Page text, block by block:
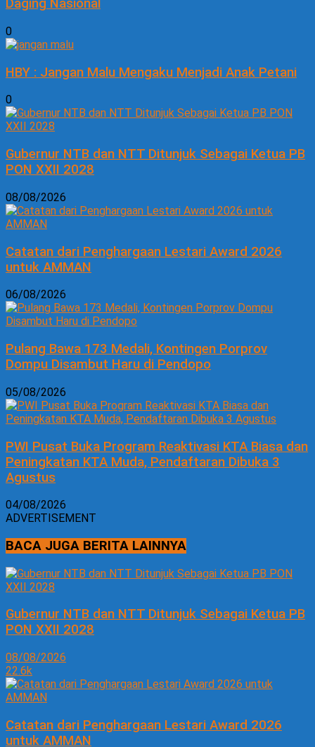
Daging Nasional
0
HBY : Jangan Malu Mengaku Menjadi Anak Petani
0
Gubernur NTB dan NTT Ditunjuk Sebagai Ketua PB
PON XXII 2028
08/08/2026
Catatan dari Penghargaan Lestari Award 2026
untuk AMMAN
06/08/2026
Pulang Bawa 173 Medali, Kontingen Porprov
Dompu Disambut Haru di Pendopo
05/08/2026
PWI Pusat Buka Program Reaktivasi KTA Biasa dan
Peningkatan KTA Muda, Pendaftaran Dibuka 3
Agustus
04/08/2026
ADVERTISEMENT
BACA JUGA BERITA LAINNYA
Gubernur NTB dan NTT Ditunjuk Sebagai Ketua PB
PON XXII 2028
08/08/2026
22.6k
Catatan dari Penghargaan Lestari Award 2026
untuk AMMAN